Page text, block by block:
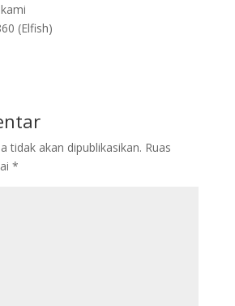
(Elfish)
tidak akan dipublikasikan. Ruas
*